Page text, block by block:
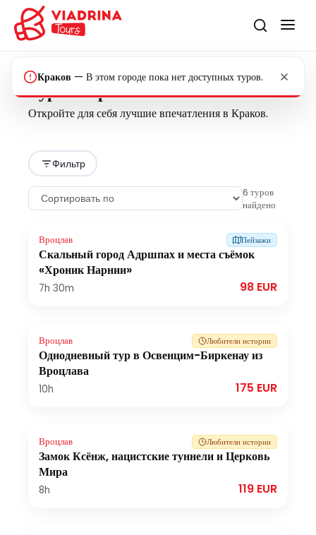
Краков — В этом городе пока нет доступных туров.
Туры в Краков
Откройте для себя лучшие впечатления в Краков.
Фильтр
6 туров
найдено
Вроцлав Пейзажи
Скальный город Адршпах и места съёмок
«Хроник Нарнии»
7h 30m 98 EUR
Вроцлав Любители истории
Однодневный тур в Освенцим-Биркенау из
Вроцлава
10h 175 EUR
Вроцлав Любители истории
Замок Ксёнж, нацистские туннели и Церковь
Мира
8h 119 EUR